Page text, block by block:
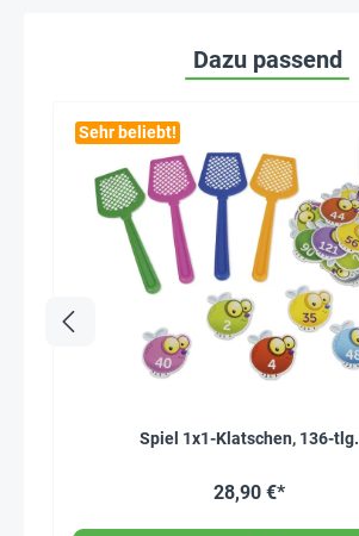
Dazu passend
Sehr beliebt!
Spiel 1x1-Klatschen, 136-tlg.
28,90 €*